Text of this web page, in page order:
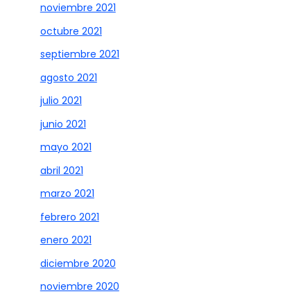
noviembre 2021
octubre 2021
septiembre 2021
agosto 2021
julio 2021
junio 2021
mayo 2021
abril 2021
marzo 2021
febrero 2021
enero 2021
diciembre 2020
noviembre 2020